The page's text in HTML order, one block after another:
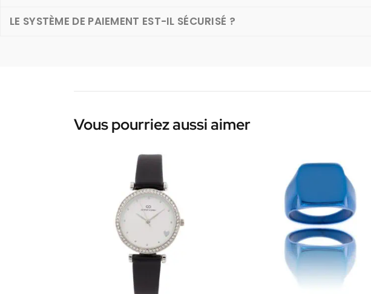
LE SYSTÈME DE PAIEMENT EST-IL SÉCURISÉ ?
Vous pourriez aussi aimer